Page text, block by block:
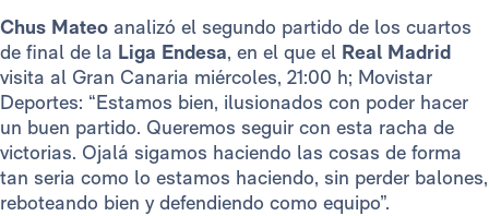
Chus Mateo analizó el segundo partido de los cuartos
de final de la Liga Endesa, en el que el Real Madrid
visita al Gran Canaria miércoles, 21:00 h; Movistar
Deportes: “Estamos bien, ilusionados con poder hacer
un buen partido. Queremos seguir con esta racha de
victorias. Ojalá sigamos haciendo las cosas de forma
tan seria como lo estamos haciendo, sin perder balones,
reboteando bien y defendiendo como equipo”.